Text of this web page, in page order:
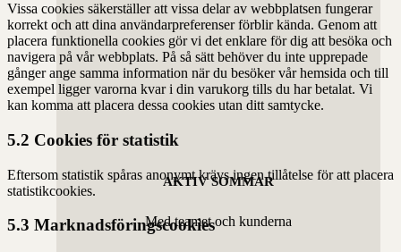
AKTIV SOMMAR
Med teamet och kunderna
Vissa cookies säkerställer att vissa delar av webbplatsen fungerar
korrekt och att dina användarpreferenser förblir kända. Genom att
placera funktionella cookies gör vi det enklare för dig att besöka och
navigera på vår webbplats. På så sätt behöver du inte upprepade
gånger ange samma information när du besöker vår hemsida och till
exempel ligger varorna kvar i din varukorg tills du har betalat. Vi
kan komma att placera dessa cookies utan ditt samtycke.
5.2 Cookies för statistik
Eftersom statistik spåras anonymt krävs ingen tillåtelse för att placera
statistikcookies.
5.3 Marknadsföringscookies